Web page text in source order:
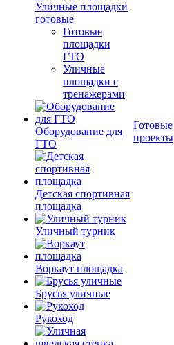
Уличные площадки
готовые
Готовые
площадки
ГТО
Уличные
площадки с
тренажерами
Оборудование для
ГТО
Детская спортивная
площадка
Уличный турник
Воркаут площадка
Брусья уличные
Рукоход
Готовые
проекты